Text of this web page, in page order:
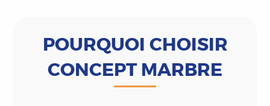
POURQUOI CHOISIR
CONCEPT MARBRE